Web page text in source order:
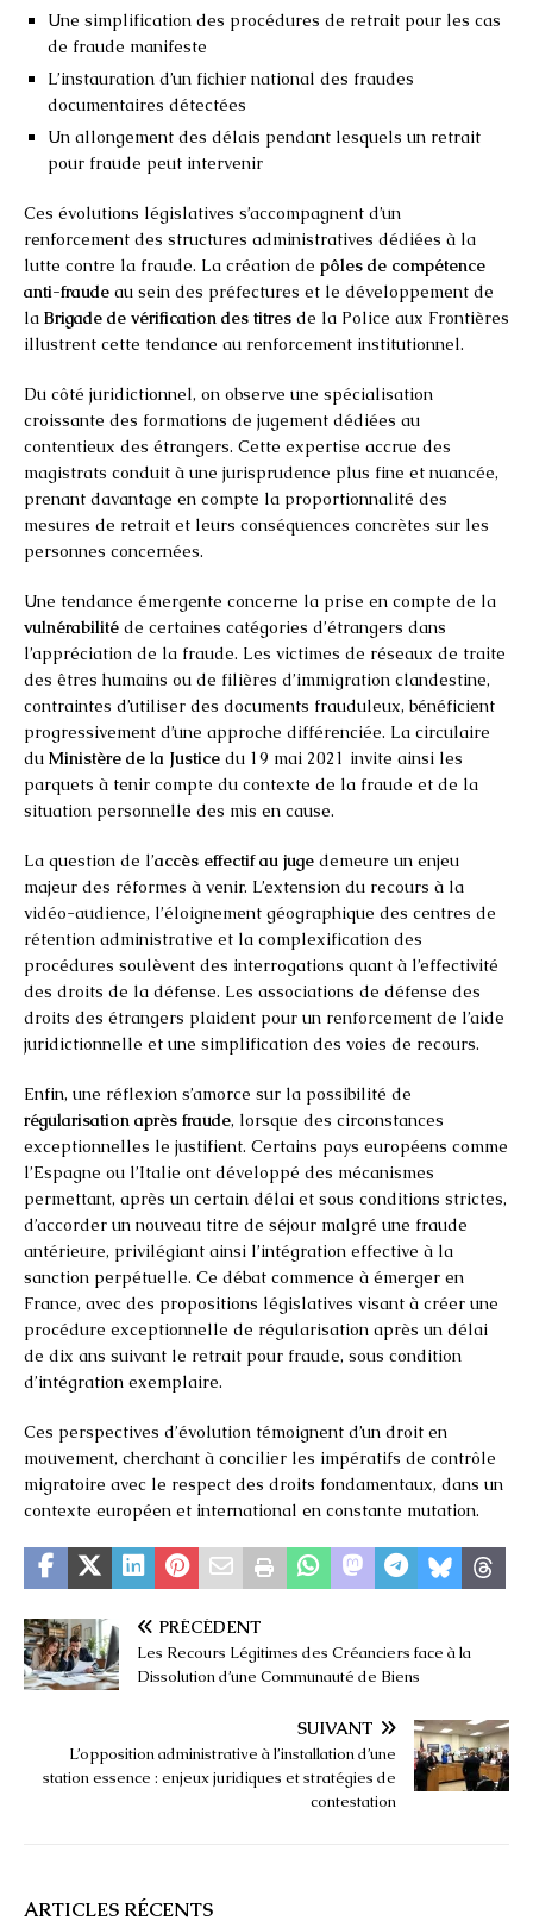
Une simplification des procédures de retrait pour les cas
de fraude manifeste
L’instauration d’un fichier national des fraudes
documentaires détectées
Un allongement des délais pendant lesquels un retrait
pour fraude peut intervenir
Ces évolutions législatives s’accompagnent d’un
renforcement des structures administratives dédiées à la
lutte contre la fraude. La création de pôles de compétence
anti-fraude au sein des préfectures et le développement de
la Brigade de vérification des titres de la Police aux Frontières
illustrent cette tendance au renforcement institutionnel.
Du côté juridictionnel, on observe une spécialisation
croissante des formations de jugement dédiées au
contentieux des étrangers. Cette expertise accrue des
magistrats conduit à une jurisprudence plus fine et nuancée,
prenant davantage en compte la proportionnalité des
mesures de retrait et leurs conséquences concrètes sur les
personnes concernées.
Une tendance émergente concerne la prise en compte de la
vulnérabilité de certaines catégories d’étrangers dans
l’appréciation de la fraude. Les victimes de réseaux de traite
des êtres humains ou de filières d’immigration clandestine,
contraintes d’utiliser des documents frauduleux, bénéficient
progressivement d’une approche différenciée. La circulaire
du Ministère de la Justice du 19 mai 2021 invite ainsi les
parquets à tenir compte du contexte de la fraude et de la
situation personnelle des mis en cause.
La question de l’accès effectif au juge demeure un enjeu
majeur des réformes à venir. L’extension du recours à la
vidéo-audience, l’éloignement géographique des centres de
rétention administrative et la complexification des
procédures soulèvent des interrogations quant à l’effectivité
des droits de la défense. Les associations de défense des
droits des étrangers plaident pour un renforcement de l’aide
juridictionnelle et une simplification des voies de recours.
Enfin, une réflexion s’amorce sur la possibilité de
régularisation après fraude, lorsque des circonstances
exceptionnelles le justifient. Certains pays européens comme
l’Espagne ou l’Italie ont développé des mécanismes
permettant, après un certain délai et sous conditions strictes,
d’accorder un nouveau titre de séjour malgré une fraude
antérieure, privilégiant ainsi l’intégration effective à la
sanction perpétuelle. Ce débat commence à émerger en
France, avec des propositions législatives visant à créer une
procédure exceptionnelle de régularisation après un délai
de dix ans suivant le retrait pour fraude, sous condition
d’intégration exemplaire.
Ces perspectives d’évolution témoignent d’un droit en
mouvement, cherchant à concilier les impératifs de contrôle
migratoire avec le respect des droits fondamentaux, dans un
contexte européen et international en constante mutation.
PRÉCÉDENT
Les Recours Légitimes des Créanciers face à la
Dissolution d’une Communauté de Biens
SUIVANT
L’opposition administrative à l’installation d’une
station essence : enjeux juridiques et stratégies de
contestation
ARTICLES RÉCENTS